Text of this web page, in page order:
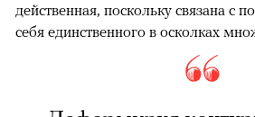
действенная, поскольку связана с
себя единственного в осколках